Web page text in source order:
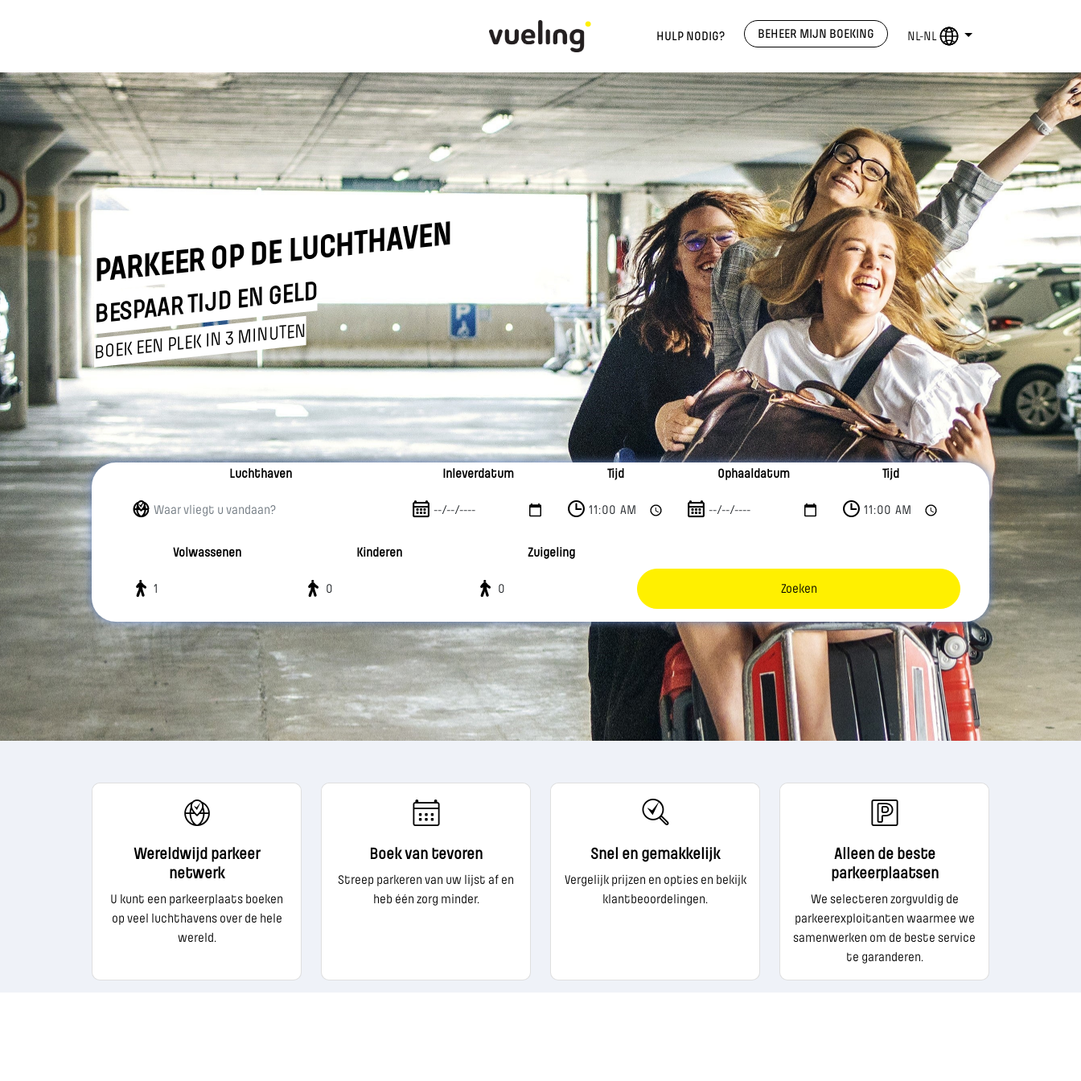
HULP NODIG? BEHEER MIJN BOEKING NL-NL
PARKEER OP DE LUCHTHAVEN
BESPAAR TIJD EN GELD
BOEK EEN PLEK IN 3 MINUTEN
Luchthaven Inleverdatum Tijd Ophaaldatum Tijd
Volwassenen Kinderen Zuigeling
Wereldwijd parkeer
netwerk
U kunt een parkeerplaats boeken
op veel luchthavens over de hele
wereld.
Boek van tevoren
Streep parkeren van uw lijst af en
heb één zorg minder.
Snel en gemakkelijk
Vergelijk prijzen en opties en bekijk
klantbeoordelingen.
Alleen de beste
parkeerplaatsen
We selecteren zorgvuldig de
parkeerexploitanten waarmee we
samenwerken om de beste service
te garanderen.